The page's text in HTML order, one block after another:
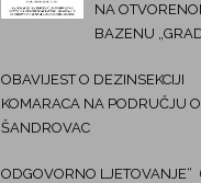
NA
BAZENU
OBAVIJEST O DEZINSEKCIJI
KOMARACA NA PODRUČJU
ŠANDROVAC
ODGOVORNO LJETOVANJE“